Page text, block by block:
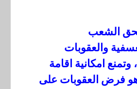
بحق الشعب
والعقوبات
امكانية اقامة
هو فرض العقوبات على